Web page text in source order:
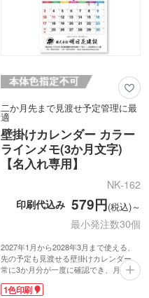
二か月先まで見渡せ予定管理に最
適
壁掛けカレンダー カラー
ラインメモ(3か月文字)
【名入れ専用】
NK-162
印刷代込み 579円(税込)～
最小発注数30個
2027年1月から2028年3月まで使える、
先の予定も見渡せる壁掛けカレンダー。
常に3か月分が一度に確認でき、月が終
わればミシン目で切り離して2か月先を
表示可能。罫線入りのメモスペースで予
1色印刷